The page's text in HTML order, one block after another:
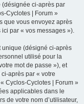
(désignée ci-après par
Cyclotes | Forum »
que vous envoyez après
ici par « vos messages »).
unique (désigné ci-après
utilisé pour la
mot de passe »), et
après par « votre
Cyclos-Cyclotes | Forum »
applicables dans le
de votre nom d’utilisateur,